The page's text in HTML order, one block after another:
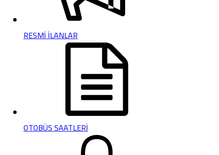
RESMİ İLANLAR
OTOBÜS SAATLERİ